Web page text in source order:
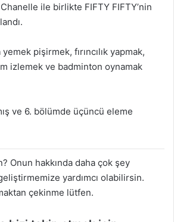
ile birlikte FIFTY FIFTY’nin
pişirmek, fırıncılık yapmak,
izlemek ve badminton oynamak
ve 6. bölümde üçüncü eleme
Onun hakkında daha çok şey
yardımcı olabilirsin.
çekinme lütfen.